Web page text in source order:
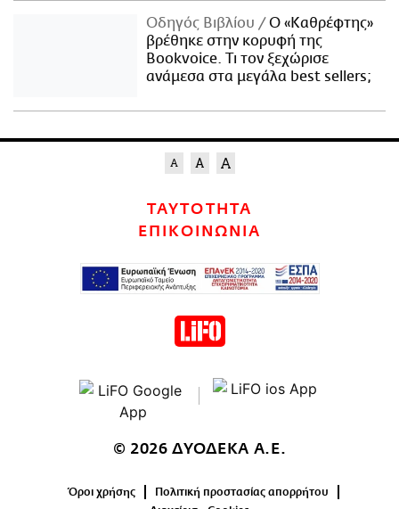
Οδηγός Βιβλίου
Ο «Καθρέφτης»
βρέθηκε στην κορυφή της
Bookvoice. Τι τον ξεχώρισε
ανάμεσα στα μεγάλα best sellers;
ΤΑΥΤΟΤΗΤΑ
ΕΠΙΚΟΙΝΩΝΙΑ
© 2026 ΔΥΟΔΕΚΑ Α.Ε.
Όροι χρήσης
Πολιτική προστασίας απορρήτου